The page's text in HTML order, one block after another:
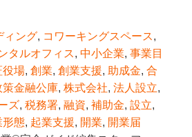
ィング, コワーキングスペース,
タルオフィス, 中小企業, 事業目
役場, 創業, 創業支援, 助成金, 合
策金融公庫, 株式会社, 法人設立,
ズ, 税務署, 融資, 補助金, 設立,
形態, 起業支援, 開業, 開業届